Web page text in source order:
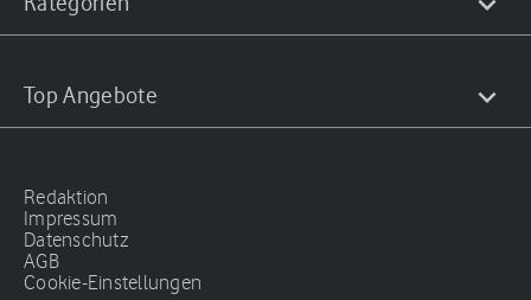
Top Angebote
Redaktion
Impressum
Datenschutz
AGB
Cookie-Einstellungen